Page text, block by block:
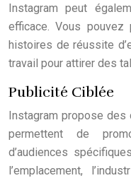
Instagram peut
efficace. Vous pouvez
histoires de réussite
travail pour attirer des
Publicité Ciblée
Instagram propose
permettent de
d’audiences
l’emplacement,